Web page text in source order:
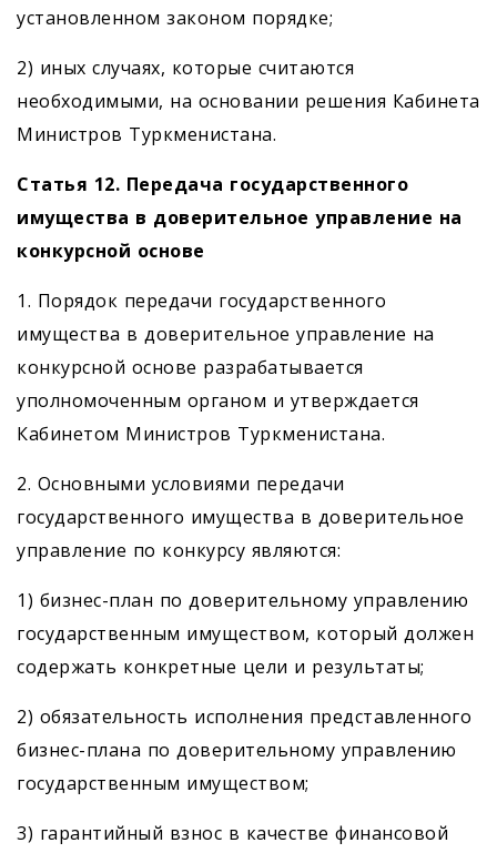
установленном законом порядке;
2) иных случаях, которые считаются
необходимыми, на основании решения Кабинета
Министров Туркменистана.
Статья 12. Передача государственного
имущества в доверительное управление на
конкурсной основе
1. Порядок передачи государственного
имущества в доверительное управление на
конкурсной основе разрабатывается
уполномоченным органом и утверждается
Кабинетом Министров Туркменистана.
2. Основными условиями передачи
государственного имущества в доверительное
управление по конкурсу являются:
1) бизнес-план по доверительному управлению
государственным имуществом, который должен
содержать конкретные цели и результаты;
2) обязательность исполнения представленного
бизнес-плана по доверительному управлению
государственным имуществом;
3) гарантийный взнос в качестве финансовой